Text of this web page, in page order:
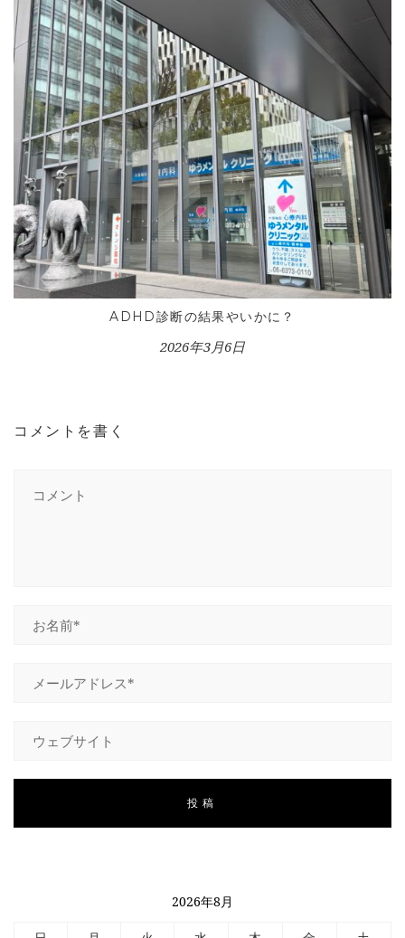
HOME
INFORMATION
VOICE GALLERY
WORKS
BLOG
LESSON
CONTACT
ADHD診断の結果やいかに？
2026年3月6日
コメントを書く
2026年8月